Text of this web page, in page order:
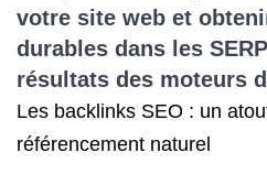
votre site web et
durables dans les
résultats des moteurs
Les backlinks SEO : un
référencement naturel